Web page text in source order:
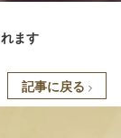
ます
記事に戻る